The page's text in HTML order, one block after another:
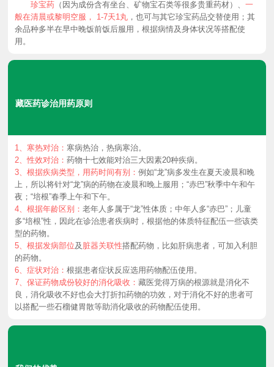
蒂
明
目
丸
蒂
明
目
丸
萝
蒂
明
目
蒂
明
目
珍宝药（因为成份含有坐台、矿物宝石类等很多贵重药材）、 一
般在清晨或黎明空服， 1-7天1丸，也可与其它珍宝药品交替使用；其
余品种多半在早中晚饭前饭后服用，根据病情及身体状况等搭配使
用。
藏医药诊治用药原则
1、寒热对治： 寒病热治，热病寒治。
2、性效对治： 药物十七效能对治三大因素20种疾病。
3、根据疾病类型，用药时间有别： 例如“龙”病多发生在夏天凌晨和晚
上，所以将针对“龙”病的药物在凌晨和晚上服用；“赤巴”秋季中午和午
夜；“培根”春季上午和下午。
4、根据年龄区别： 老年人多属于“龙”性体质；中年人多“赤巴”；儿童
多“培根”性，因此在诊治患者疾病时，根据他的体质特征配伍一些该类
型的药物。
5、根据发病部位及 脏器关联性搭配药物，比如肝病患者，可加入利胆
的药物。
6、症状对治： 根据患者症状反应选用药物配伍使用。
7、保证药物成份较好的消化吸收： 藏医觉得万病的根源就是消化不
良，消化吸收不好也会大打折扣药物的功效，对于消化不好的患者可
以搭配一些石榴健胃散等助消化吸收的药物配伍使用。